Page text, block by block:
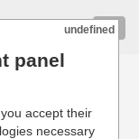
professionnels
undefined
panel
accept their
necessary